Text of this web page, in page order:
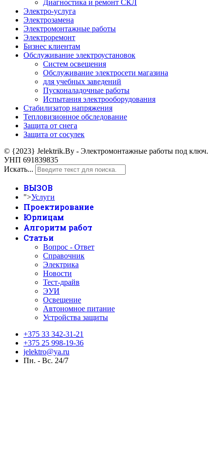
Диагностика и ремонт СКЛ
Электро-услуга
Электрозамена
Электромонтажные работы
Электроремонт
Бизнес клиентам
Обслуживание электроустановок
Систем освещения
Обслуживание электросети магазина
для учебных заведений
Пусконаладочные работы
Испытания электрооборудования
Стабилизатор напряжения
Тепловизионное обследование
Защита от снега
Защита от сосулек
© {2023} Jelektrik.By - Электромонтажные работы под ключ.
УНП 691839835
Искать...
ВЫЗОВ
">Услуги
Проектирование
Юрлицам
Алгоритм работ
Статьи
Вопрос - Ответ
Справочник
Электрика
Новости
Тест-драйв
ЭУИ
Освещение
Автономное питание
Устройства защиты
+375 33 342-31-21
+375 25 998-19-36
jelektro@ya.ru
Пн. - Вс. 24/7